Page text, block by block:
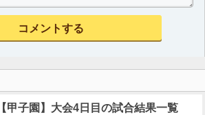
【甲子園】大会4日目の試合結果一覧